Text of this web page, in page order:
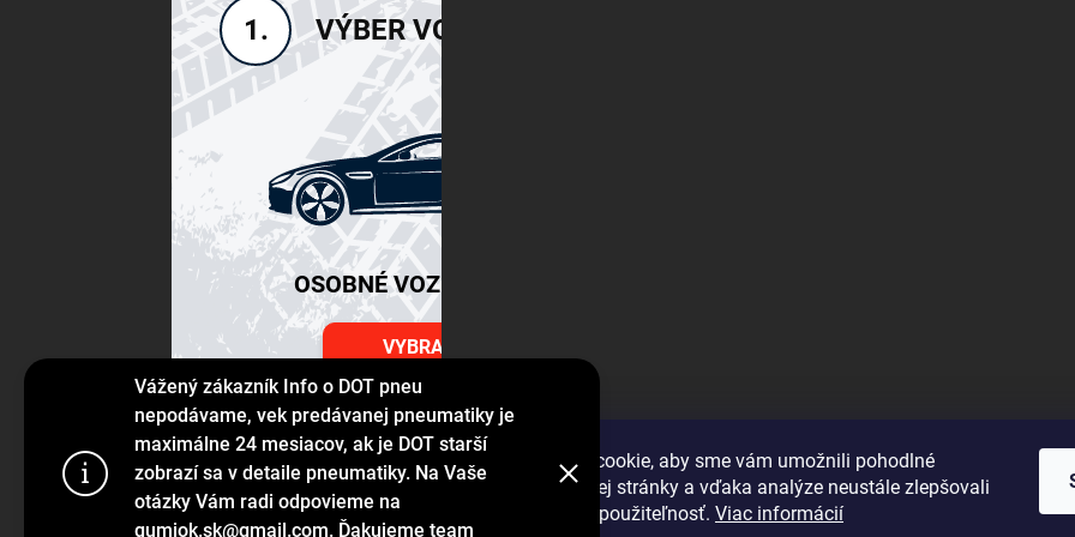
Používame súbory cookie, aby sme vám umožnili pohodlné
prehliadanie webovej stránky a vďaka analýze neustále zlepšovali
jej funkcie, výkon a použiteľnosť. Viac informácií
Vážený zákazník Info o DOT pneu
nepodávame, vek predávanej pneumatiky je
maximálne 24 mesiacov, ak je DOT starší
zobrazí sa v detaile pneumatiky. Na Vaše
otázky Vám radi odpovieme na
gumiok.sk@gmail.com. Ďakujeme team
1. VÝBER VOZIDLA
OSOBNÉ VOZIDLÁ SUV
VYBRAŤ